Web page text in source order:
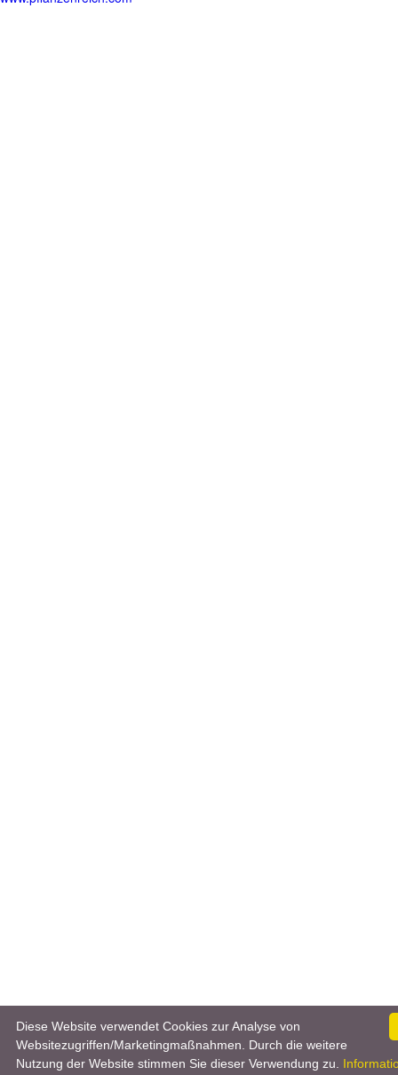
Diese Website verwendet Cookies zur Analyse von
Websitezugriffen/Marketingmaßnahmen. Durch die weitere
Nutzung der Website stimmen Sie dieser Verwendung zu.